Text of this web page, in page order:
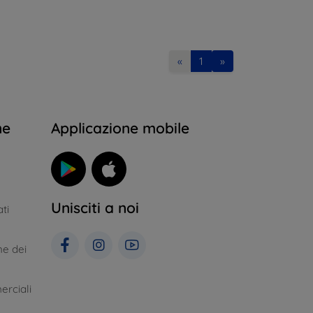
« 1 »
dei
Applicazione mobile
Unisciti a noi